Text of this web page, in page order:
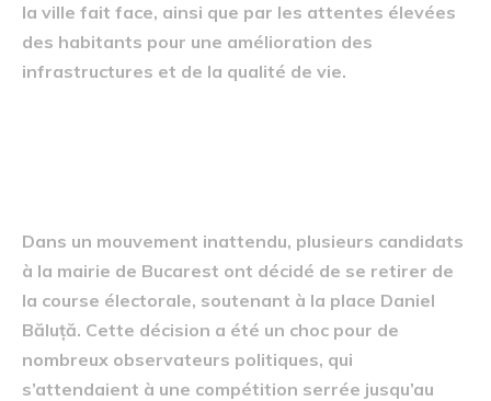
la ville fait face, ainsi que par les attentes élevées
des habitants pour une amélioration des
infrastructures et de la qualité de vie.
Dans un mouvement inattendu, plusieurs candidats
à la mairie de Bucarest ont décidé de se retirer de
la course électorale, soutenant à la place Daniel
Băluță. Cette décision a été un choc pour de
nombreux observateurs politiques, qui
s’attendaient à une compétition serrée jusqu’au